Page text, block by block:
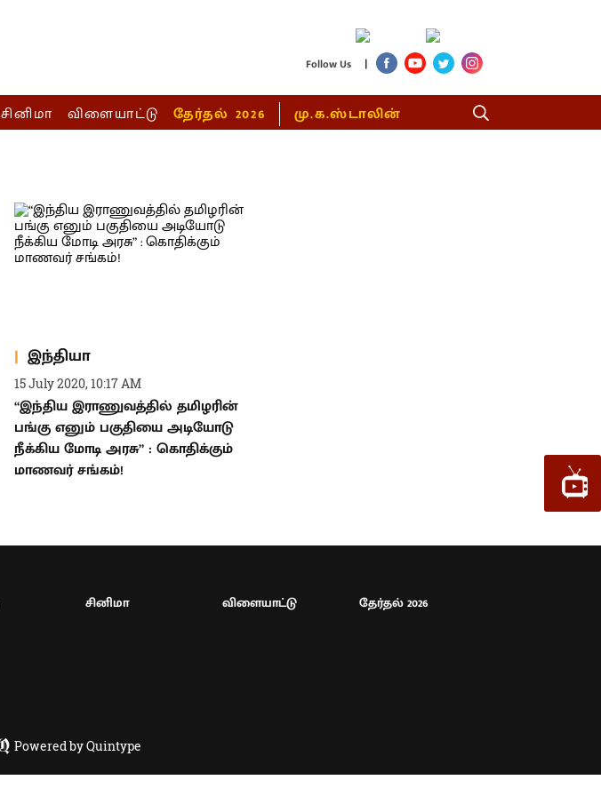
Follow Us |
சினிமா விளையாட்டு தேர்தல் 2026 மு.க.ஸ்டாலின்
இந்தியா
15 July 2020, 10:17 AM
“இந்திய இராணுவத்தில் தமிழரின்
பங்கு எனும் பகுதியை அடியோடு
நீக்கிய மோடி அரசு” : கொதிக்கும்
மாணவர் சங்கம்!
சினிமா விளையாட்டு
தேர்தல் 2026
Powered by Quintype